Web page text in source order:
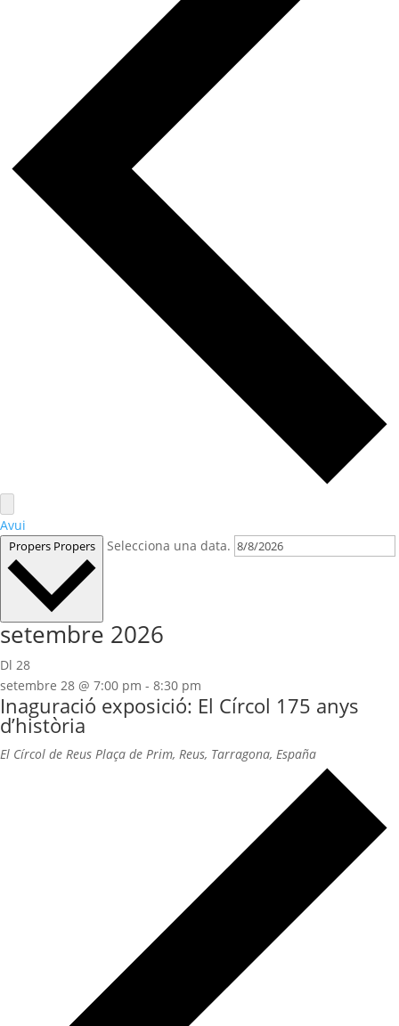
Avui
Propers Propers Selecciona una data.
setembre 2026
Dl 28
setembre 28 @ 7:00 pm - 8:30 pm
Inaguració exposició: El Círcol 175 anys
d’història
El Círcol de Reus Plaça de Prim, Reus, Tarragona, España